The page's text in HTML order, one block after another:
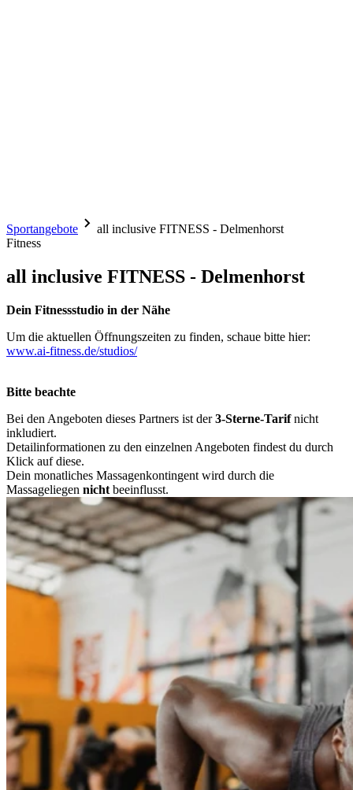
Sportangebote
all inclusive FITNESS - Delmenhorst
Fitness
all inclusive FITNESS - Delmenhorst
Dein Fitnessstudio in der Nähe
Um die aktuellen Öffnungszeiten zu finden, schaue bitte hier:
www.ai-fitness.de/studios/
Bitte beachte
Bei den Angeboten dieses Partners ist der3-Sterne-Tarifnicht
inkludiert.
Detailinformationen zu den einzelnen Angeboten findest du durch
Klick auf diese.
Dein monatliches Massagenkontingent wird durch die
Massageliegen nicht beeinflusst.